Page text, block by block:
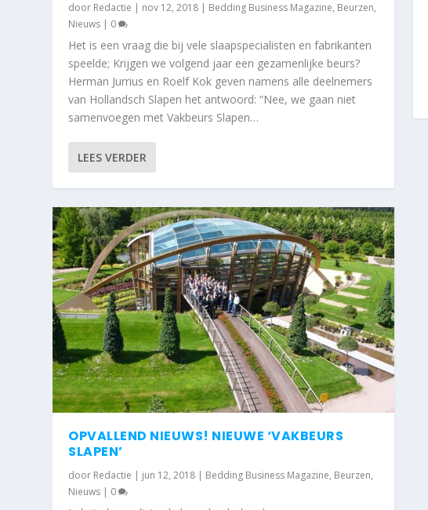
door Redactie | nov 12, 2018 | Bedding Business Magazine, Beurzen,
Nieuws | 0
Het is een vraag die bij vele slaapspecialisten en fabrikanten
speelde; Krijgen we volgend jaar een gezamenlijke beurs?
Herman Jurrius en Roelf Kok geven namens alle deelnemers
van Hollandsch Slapen het antwoord: “Nee, we gaan niet
samenvoegen met Vakbeurs Slapen…
LEES VERDER
OPVALLEND NIEUWS! NIEUWE ‘VAKBEURS
SLAPEN’
door Redactie | jun 12, 2018 | Bedding Business Magazine, Beurzen,
Nieuws | 0